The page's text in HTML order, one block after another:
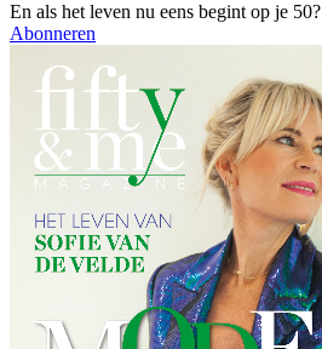
En als het leven nu eens begint op je 50?
Abonneren